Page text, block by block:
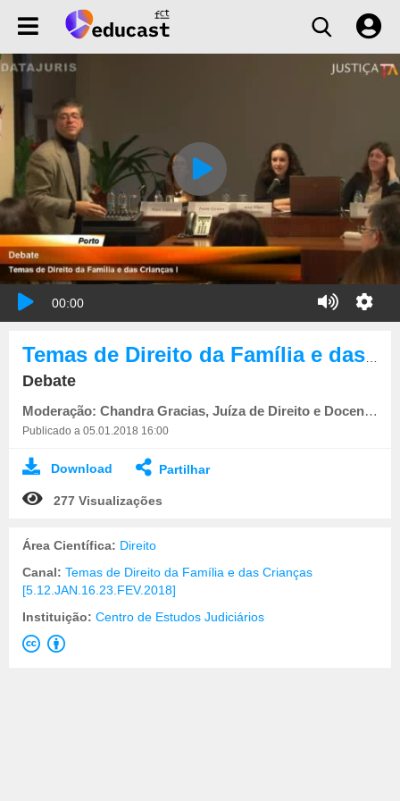
00:00
Debate
Moderação: Chandra Gracias, Juíza de Direito e Docente do CEJ
Publicado a 05.01.2018 16:00
Download Partilhar
277 Visualizações
Área Científica: Direito
Canal: Temas de Direito da Família e das Crianças
[5.12.JAN.16.23.FEV.2018]
Instituição: Centro de Estudos Judiciários